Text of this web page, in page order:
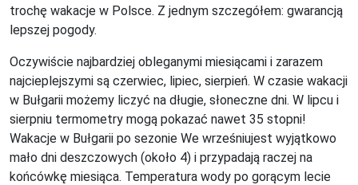
trochę wakacje w Polsce. Z jednym szczegółem: gwarancją
lepszej pogody.
Oczywiście najbardziej obleganymi miesiącami i zarazem
najcieplejszymi są czerwiec, lipiec, sierpień. W czasie wakacji
w Bułgarii możemy liczyć na długie, słoneczne dni. W lipcu i
sierpniu termometry mogą pokazać nawet 35 stopni!
Wakacje w Bułgarii po sezonie We wrześniujest wyjątkowo
mało dni deszczowych (około 4) i przypadają raczej na
końcówkę miesiąca. Temperatura wody po gorącym lecie